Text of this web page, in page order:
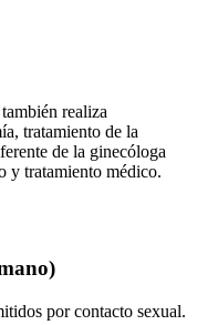
realiza
tratamiento de la
de la ginecóloga
y tratamiento médico.
por contacto sexual.